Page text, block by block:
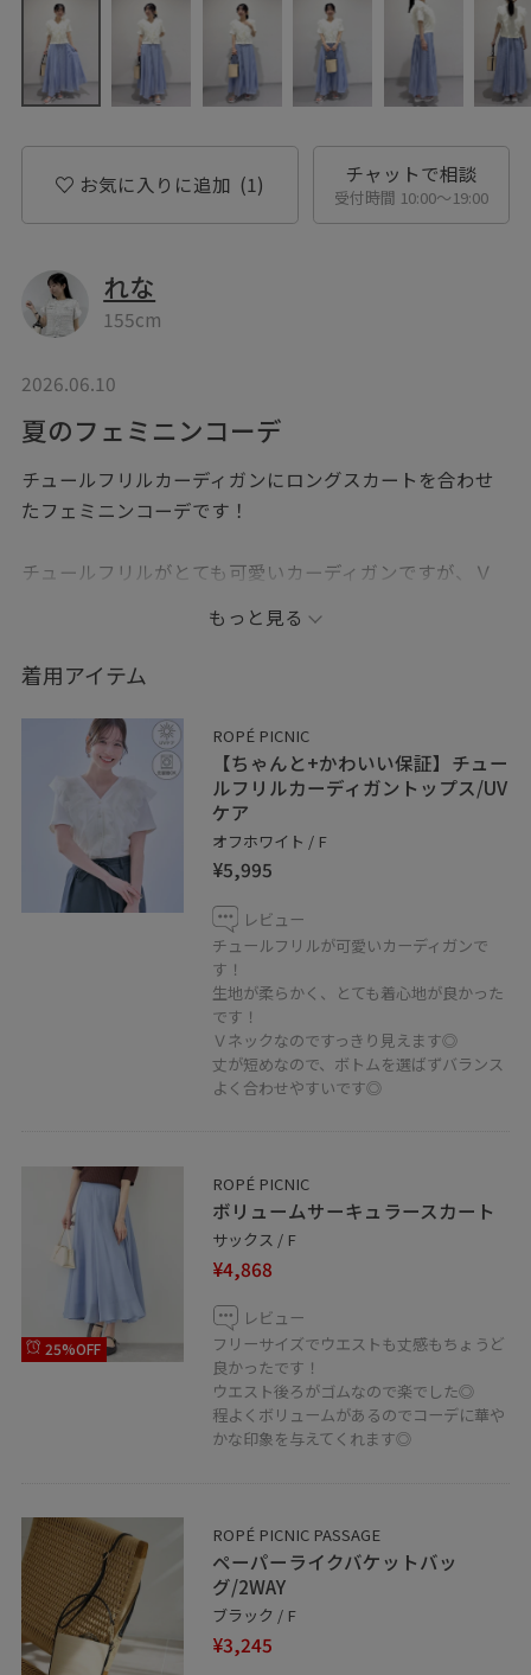
お気に入りに追加 (1) チャットで相談
受付時間 10:00〜19:00
れな
155cm
2026.06.10
夏のフェミニンコーデ
チュールフリルカーディガンにロングスカートを合わせ
たフェミニンコーデです！
チュールフリルがとても可愛いカーディガンですが、Ｖ
デニムを合わせて甘さを抑えた、大人可愛いコーデもお
すすめです✨
もっと見る
着用アイテム
ROPÉ PICNIC
【ちゃんと+かわいい保証】チュー
ルフリルカーディガントップス/UV
ケア
オフホワイト / F
¥5,995
レビュー
チュールフリルが可愛いカーディガンで
す！
生地が柔らかく、とても着心地が良かった
です！
Ｖネックなのですっきり見えます◎
丈が短めなので、ボトムを選ばずバランス
よく合わせやすいです◎
25%OFF
ROPÉ PICNIC
ボリュームサーキュラースカート
サックス / F
¥4,868
レビュー
フリーサイズでウエストも丈感もちょうど
良かったです！
ウエスト後ろがゴムなので楽でした◎
程よくボリュームがあるのでコーデに華や
かな印象を与えてくれます◎
ROPÉ PICNIC PASSAGE
ペーパーライクバケットバッ
グ/2WAY
ブラック / F
¥3,245